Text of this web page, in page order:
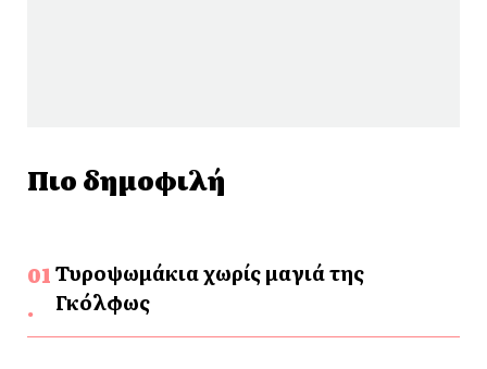
Πιο δημοφιλή
Τυροψωμάκια χωρίς μαγιά της
Γκόλφως